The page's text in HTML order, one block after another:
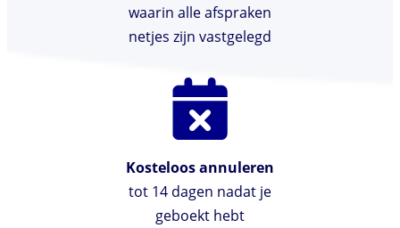
waarin alle afspraken
netjes zijn vastgelegd
Kosteloos annuleren
tot 14 dagen nadat je
geboekt hebt